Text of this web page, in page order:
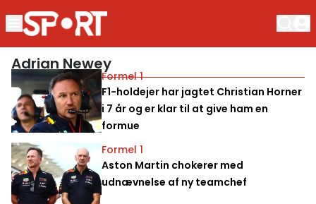
Adrian Newey
Formel 1
F1-holdejer har jagtet Christian Horner
i 7 år og er klar til at give ham en
formue
Formel 1
Aston Martin chokerer med
udnævnelse af ny teamchef